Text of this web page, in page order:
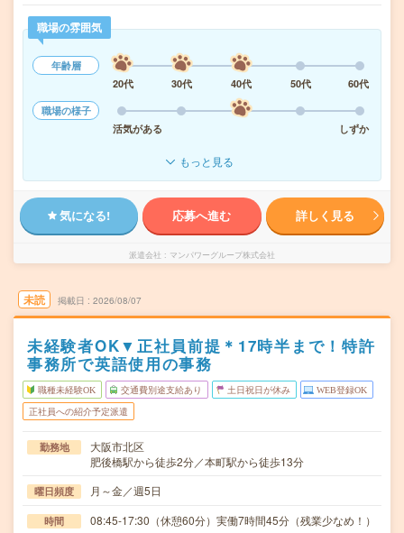
職場の雰囲気
年齢層
20代
30代 40代 50代
60代
職場の様子
活気がある
しずか
もっと見る
気になる! 応募へ進む 詳しく見る
派遣会社 マンパワーグループ株式会社
未読 掲載日 2026/08/07
未経験者OK▼正社員前提＊17時半まで！特許
事務所で英語使用の事務
職種未経験OK 交通費別途支給あり 土日祝日が休み WEB登録OK
正社員への紹介予定派遣
勤務地
大阪市北区
肥後橋駅から徒歩2分／本町駅から徒歩13分
曜日頻度 月～金／週5日
時間 08:45-17:30（休憩60分）実働7時間45分（残業少なめ！）